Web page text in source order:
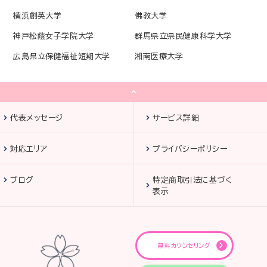
横浜創英大学 佛教大学
神戸松蔭女子学院大学 群馬県立県民健康科学大学
広島県立保健福祉短期大学 湘南医療大学
代表メッセージ サービス詳細
対応エリア プライバシーポリシー
ブログ
特定商取引法に基づく
表示
無料カウンセリング